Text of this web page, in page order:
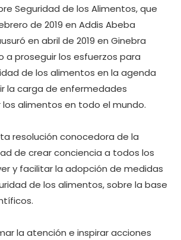
Seguridad de los Alimentos, que
de 2019 en Addis Abeba
en abril de 2019 en Ginebra
a proseguir los esfuerzos para
de los alimentos en la agenda
la carga de enfermedades
alimentos en todo el mundo.
resolución conocedora de la
de crear conciencia a todos los
y facilitar la adopción de medidas
de los alimentos, sobre la base
la atención e inspirar acciones